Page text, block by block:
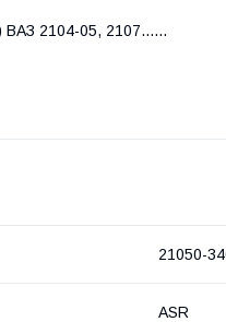
ВАЗ 2104-05, 2107......
21050-
ASR